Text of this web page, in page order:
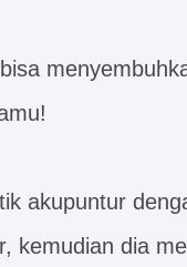
akupuntur
kemudian dia